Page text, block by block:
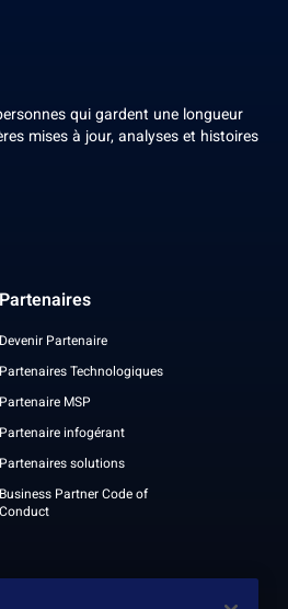
qui gardent une longueur
mises à jour, analyses et histoires
Partenaires
Devenir Partenaire
Partenaires Technologiques
Partenaire MSP
Partenaire infogérant
Partenaires solutions
Business Partner Code of